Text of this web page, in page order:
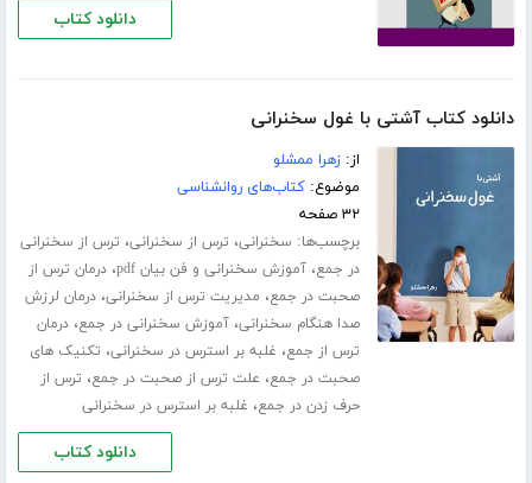
دانلود کتاب
دانلود کتاب آشتی با غول سخنرانی
از:زهرا ممشلو
موضوع:کتاب‌های روانشناسی
۳۲ صفحه
برچسب‌ها: سخنرانی، ترس از سخنرانی، ترس از سخنرانی
در جمع،آموزش سخنرانی و فن بیان pdf ،درمان ترس از
صحبت در جمع، مدیریت ترس از سخنرانی،درمان لرزش
صدا هنگام سخنرانی،آموزش سخنرانی در جمع،درمان
ترس از جمع، غلبه بر استرس در سخنرانی، تکنیک های
صحبت در جمع، علت ترس از صحبت در جمع، ترس از
حرف زدن در جمع، غلبه بر استرس در سخنرانی
دانلود کتاب